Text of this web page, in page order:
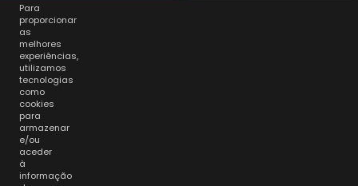
Para
proporcionar
as
melhores
experiências,
utilizamos
tecnologias
como
cookies
para
armazenar
e/ou
aceder
à
informação